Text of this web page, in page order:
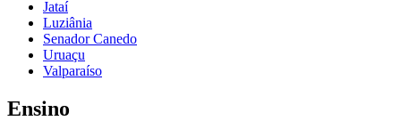
Jataí
Luziânia
Senador Canedo
Uruaçu
Valparaíso
Ensino